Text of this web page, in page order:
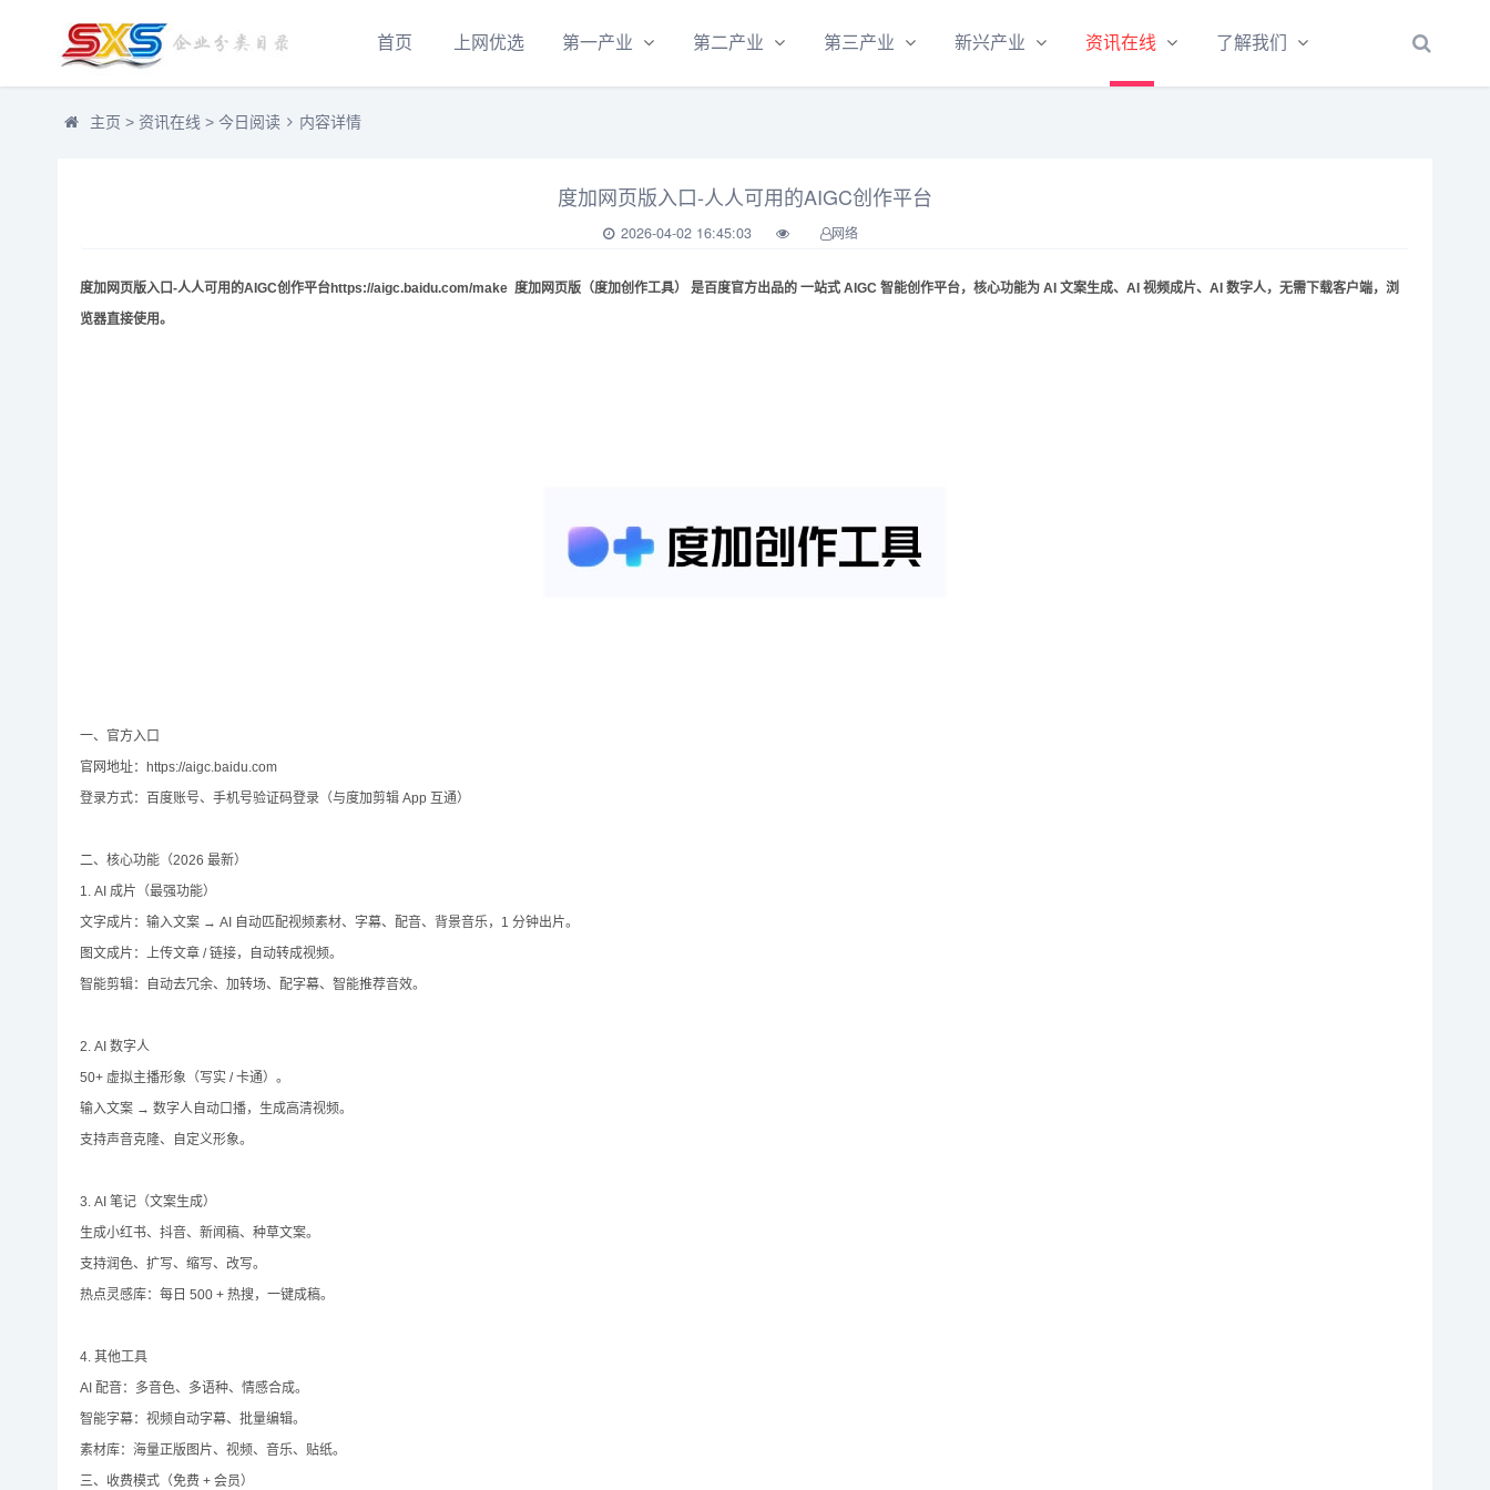
首页 上网优选 第一产业 第二产业 第三产业 新兴产业 资讯在线 了解我们
主页 > 资讯在线 > 今日阅读 内容详情
度加网页版入口-人人可用的AIGC创作平台
2026-04-02 16:45:03 网络
度加网页版入口-人人可用的AIGC创作平台https://aigc.baidu.com/make 度加网页版（度加创作工具） 是百度官方出品的 一站式 AIGC 智能创作平台，核心功能为 AI 文案生成、AI 视频成片、AI 数字人，无需下载客户端，浏
览器直接使用。
一、官方入口
官网地址：https://aigc.baidu.com
登录方式：百度账号、手机号验证码登录（与度加剪辑 App 互通）
二、核心功能（2026 最新）
1. AI 成片（最强功能）
文字成片：输入文案 → AI 自动匹配视频素材、字幕、配音、背景音乐，1 分钟出片。
图文成片：上传文章 / 链接，自动转成视频。
智能剪辑：自动去冗余、加转场、配字幕、智能推荐音效。
2. AI 数字人
50+ 虚拟主播形象（写实 / 卡通）。
输入文案 → 数字人自动口播，生成高清视频。
支持声音克隆、自定义形象。
3. AI 笔记（文案生成）
生成小红书、抖音、新闻稿、种草文案。
支持润色、扩写、缩写、改写。
热点灵感库：每日 500 + 热搜，一键成稿。
4. 其他工具
AI 配音：多音色、多语种、情感合成。
智能字幕：视频自动字幕、批量编辑。
素材库：海量正版图片、视频、音乐、贴纸。
三、收费模式（免费 + 会员）